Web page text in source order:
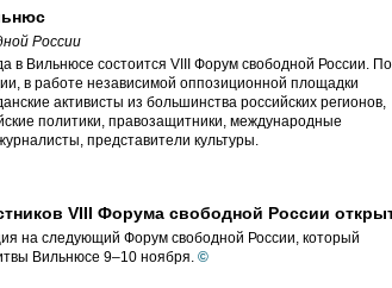
России
в Вильнюсе состоится VIII Форум свободной России. По
в работе независимой оппозиционной площадки
активисты из большинства российских регионов,
политики, правозащитники, международные
представители культуры.
VIII Форума свободной России
на следующий Форум свободной России, который
Вильнюсе 9–10 ноября. ©